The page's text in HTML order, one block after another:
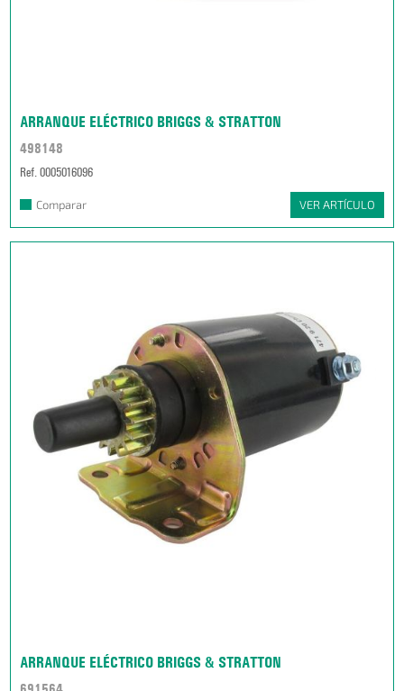
ARRANQUE ELÉCTRICO BRIGGS & STRATTON
498148
Ref. 0005016096
Comparar VER ARTÍCULO
ARRANQUE ELÉCTRICO BRIGGS & STRATTON